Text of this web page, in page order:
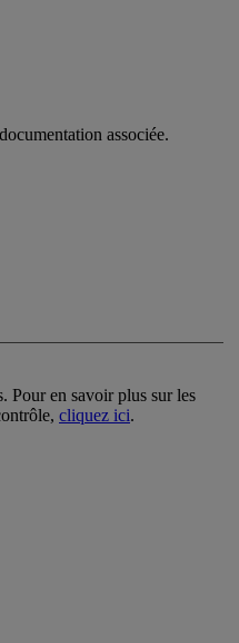
associée.
Pour en savoir plus sur les
cliquez ici.